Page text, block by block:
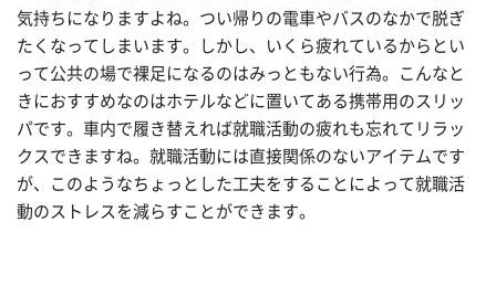
気持ちになりますよね。つい帰りの電車やバスのなかで脱ぎ
たくなってしまいます。しかし、いくら疲れているからとい
って公共の場で裸足になるのはみっともない行為。こんなと
きにおすすめなのはホテルなどに置いてある携帯用のスリッ
パです。車内で履き替えれば就職活動の疲れも忘れてリラッ
クスできますね。就職活動には直接関係のないアイテムです
が、このようなちょっとした工夫をすることによって就職活
動のストレスを減らすことができます。